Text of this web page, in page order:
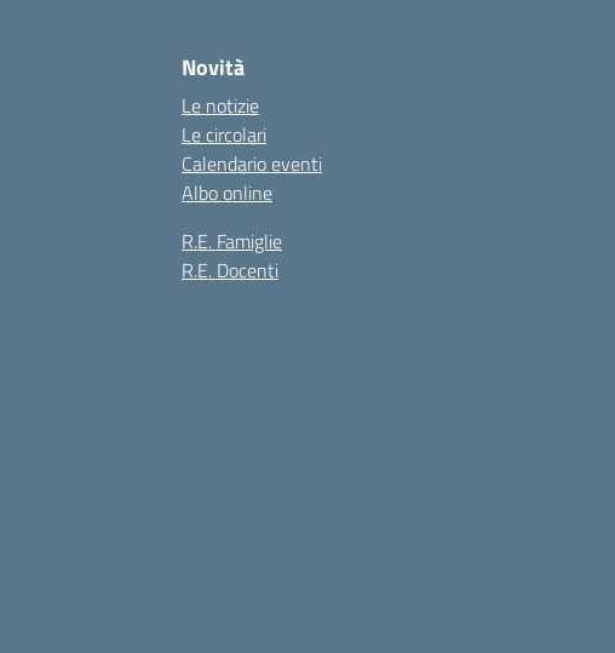
Novità
Le notizie
Le circolari
Calendario eventi
Albo online
R.E. Famiglie
R.E. Docenti